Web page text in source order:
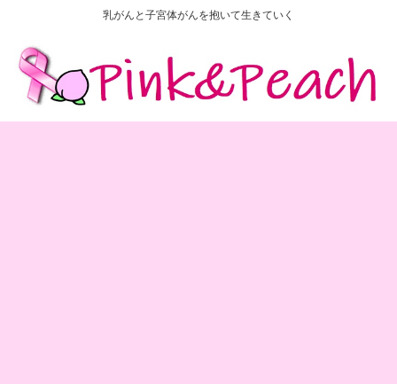
乳がんと子宮体がんを抱いて生きていく